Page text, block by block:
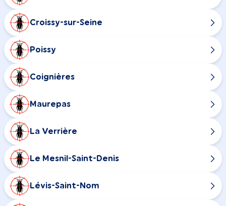
Croissy-sur-Seine
Poissy
Coignières
Maurepas
La Verrière
Le Mesnil-Saint-Denis
Lévis-Saint-Nom